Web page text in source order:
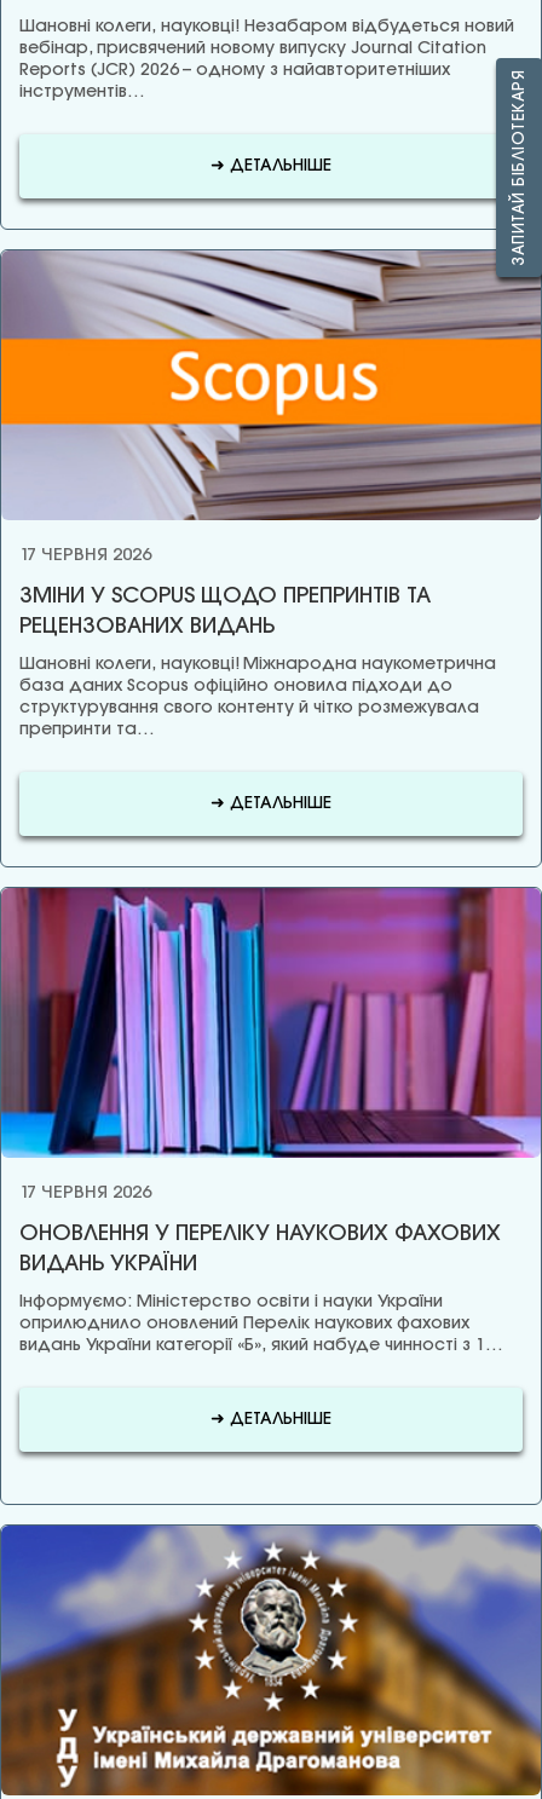
Шановні колеги, науковці! Незабаром відбудеться новий
вебінар, присвячений новому випуску Journal Citation
Reports (JCR) 2026 – одному з найавторитетніших
інструментів…
➜ ДЕТАЛЬНІШЕ
17 ЧЕРВНЯ 2026
ЗМІНИ У SCOPUS ЩОДО ПРЕПРИНТІВ ТА
РЕЦЕНЗОВАНИХ ВИДАНЬ
Шановні колеги, науковці! Міжнародна наукометрична
база даних Scopus офіційно оновила підходи до
структурування свого контенту й чітко розмежувала
препринти та…
➜ ДЕТАЛЬНІШЕ
17 ЧЕРВНЯ 2026
ОНОВЛЕННЯ У ПЕРЕЛІКУ НАУКОВИХ ФАХОВИХ
ВИДАНЬ УКРАЇНИ
Інформуємо: Міністерство освіти і науки України
оприлюднило оновлений Перелік наукових фахових
видань України категорії «Б», який набуде чинності з 1…
➜ ДЕТАЛЬНІШЕ
ЗАПИТАЙ БІБЛІОТЕКАРЯ